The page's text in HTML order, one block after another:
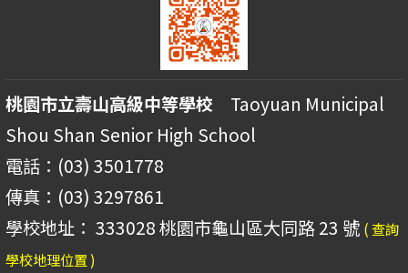
桃園市立壽山高級中等學校 Taoyuan Municipal
Shou Shan Senior High School
電話：(03) 3501778
傳真：(03) 3297861
學校地址： 333028 桃園市龜山區大同路 23 號 ( 查詢
學校地理位置 )